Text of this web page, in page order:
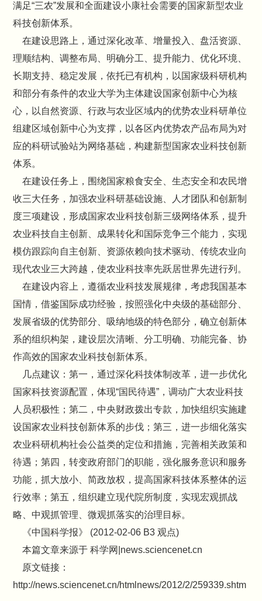
满足“三农”发展和全面建设小康社会需要的国家新型农业
科技创新体系。
在建设思路上，通过深化改革、增量投入、盘活资源、
理顺结构、调整布局、明确分工、提升能力、优化环境、
长期支持、稳定发展，依托已有机构，以国家级科研机构
和部分有条件的农业大学为主体建设国家创新中心为核
心，以自然资源、行政与农业区域内的优势农业科研单位
组建区域创新中心为支撑，以各区内优势农产品布局为对
应的科研试验站为网络基础，构建新型国家农业科技创新
体系。
在建设任务上，围绕国家粮食安全、生态安全和农民增
收三大任务，加强农业科研基础设施、人才团队和创新制
度三项建设，形成国家农业科技创新三级网络体系，提升
农业科技自主创新、成果转化和国际竞争三个能力，实现
模仿跟踪向自主创新、资源依赖向技术驱动、传统农业向
现代农业三大跨越，使农业科技率先跃居世界先进行列。
在建设内容上，遵循农业科技发展规律，考虑我国基本
国情，借鉴国际成功经验，按照强化中央级的基础部分、
发展省级的优势部分、吸纳地级的特色部分，确立创新体
系的组织构架，建设层次清晰、分工明确、功能完备、协
作高效的国家农业科技创新体系。
几点建议：第一，通过深化科技体制改革，进一步优化
国家科技资源配置，体现“国民待遇”，调动广大农业科技
人员积极性；第二，中央财政拨出专款，加快组织实施建
设国家农业科技创新体系的步伐；第三，进一步细化落实
农业科研机构社会公益类的定位和措施，完善相关政策和
待遇；第四，转变政府部门的职能，强化服务意识和服务
功能，抓大放小、简政放权，提高国家科技体系整体的运
行效率；第五，组织建立现代院所制度，实现宏观抓战
略、中观抓管理、微观抓落实的治理目标。
《中国科学报》 (2012-02-06 B3 观点)
本篇文章来源于 科学网|news.sciencenet.cn
原文链接：
http://news.sciencenet.cn/htmlnews/2012/2/259339.shtm